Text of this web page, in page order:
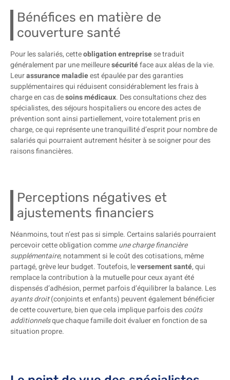
Bénéfices en matière de
couverture santé
Pour les salariés, cetteobligation entreprisese traduit
généralement par une meilleuresécuritéface aux aléas de la vie.
Leurassurance maladieest épaulée par des garanties
supplémentaires qui réduisent considérablement les frais à
charge en cas desoins médicaux. Des consultations chez des
spécialistes, des séjours hospitaliers ou encore des actes de
prévention sont ainsi partiellement, voire totalement pris en
charge, ce qui représente une tranquillité d’esprit pour nombre de
salariés qui pourraient autrement hésiter à se soigner pour des
raisons financières.
Perceptions négatives et
ajustements financiers
Néanmoins, tout n’est pas si simple. Certains salariés pourraient
percevoir cette obligation commeune charge financière
supplémentaire, notamment si le coût des cotisations, même
partagé, grève leur budget. Toutefois, leversement santé, qui
remplace la contribution à la mutuelle pour ceux ayant été
dispensés d’adhésion, permet parfois d’équilibrer la balance. Les
ayants droit(conjoints et enfants) peuvent également bénéficier
de cette couverture, bien que cela implique parfois descoûts
additionnelsque chaque famille doit évaluer en fonction de sa
situation propre.